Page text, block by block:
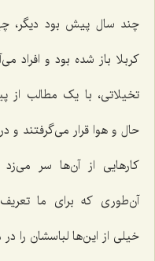
چند سال پیش بود دیگر،
کربلا باز شده بود و افراد
تخیلاتی، با یک مطالب
حال و هوا قرار می‌گرفتند
کارهایی از آن‌ها سر
آن‌طوری که برای ما
خیلی از این‌ها لباسشان را